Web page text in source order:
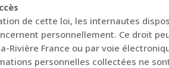
de cette loi, les internautes
personnellement. Ce droit
Rivière France ou par voie
personnelles collectées ne